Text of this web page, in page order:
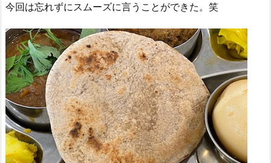
今回は忘れずにスムーズに言うことができた。笑